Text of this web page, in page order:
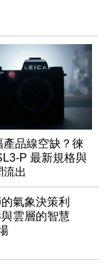
產品線空缺？徠
P 最新規格與
流出
氣象決策利
雲層的智慧